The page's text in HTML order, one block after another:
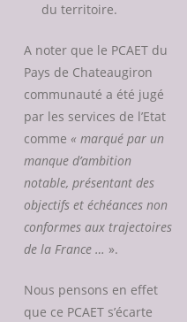
du territoire.
A noter que le PCAET du
Pays de Chateaugiron
communauté a été jugé
par les services de l’Etat
comme « marqué par un
manque d’ambition
notable, présentant des
objectifs et échéances non
conformes aux trajectoires
de la France … ».
Nous pensons en effet
que ce PCAET s’écarte